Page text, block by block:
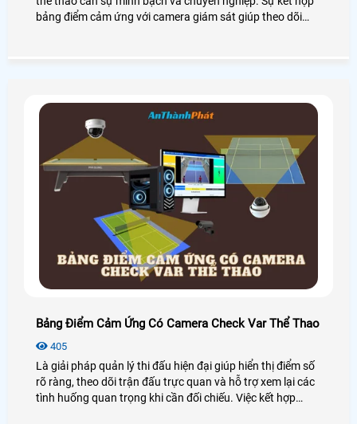
bảng điểm cảm ứng với camera giám sát giúp theo dõi
Bảng Điểm Cảm Ứng Có Camera Check Var Thể Thao
405
Là giải pháp quản lý thi đấu hiện đại giúp hiển thị điểm số
rõ ràng, theo dõi trận đấu trực quan và hỗ trợ xem lại các
tình huống quan trọng khi cần đối chiếu. Việc kết hợp